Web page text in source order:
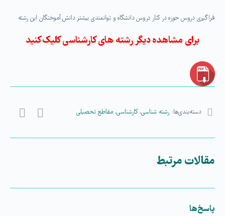
فراگیری دروس حوزه در کنار دروس دانشگاه و توانمندی بیشتر دانش آموختگان این رشته
برای مشاهده دیگر رشته های کارشناسی کلیک کنید
دسته‌بندی‌ها: رشته شناسی، کارشناسی، مقاطع تحصیلی
مقالات مرتبط
پاسخ‌ها